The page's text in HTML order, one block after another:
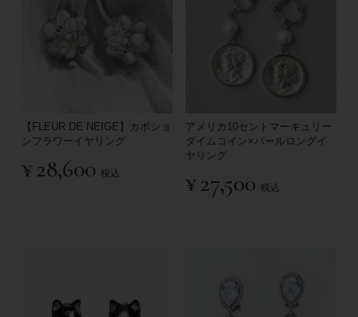
【FLEUR DE NEIGE】カボショ
ンフラワーイヤリング
¥28,600 税込
アメリカ10セントマーキュリー
ダイムコイン×パールロングイ
ヤリング
¥27,500 税込